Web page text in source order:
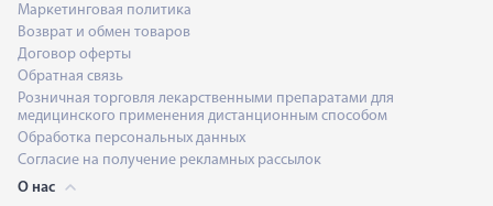
Маркетинговая политика
Возврат и обмен товаров
Договор оферты
Обратная связь
Розничная торговля лекарственными препаратами для
медицинского применения дистанционным способом
Обработка персональных данных
Согласие на получение рекламных рассылок
О нас